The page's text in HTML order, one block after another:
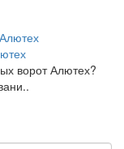
ворот Алютех?